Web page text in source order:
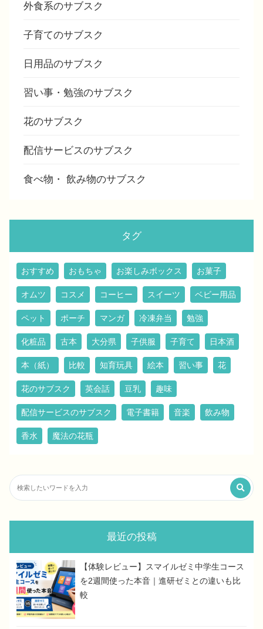
外食系のサブスク
子育てのサブスク
日用品のサブスク
習い事・勉強のサブスク
花のサブスク
配信サービスのサブスク
食べ物・ 飲み物のサブスク
タグ
おすすめ おもちゃ お楽しみボックス お菓子
オムツ コスメ コーヒー スイーツ ベビー用品
ペット ポーチ マンガ 冷凍弁当 勉強
化粧品 古本 大分県 子供服 子育て 日本酒
本（紙） 比較 知育玩具 絵本 習い事 花
花のサブスク 英会話 豆乳 趣味
配信サービスのサブスク 電子書籍 音楽 飲み物
香水 魔法の花瓶
最近の投稿
【体験レビュー】スマイルゼミ中学生コース
を2週間使った本音｜進研ゼミとの違いも比
較